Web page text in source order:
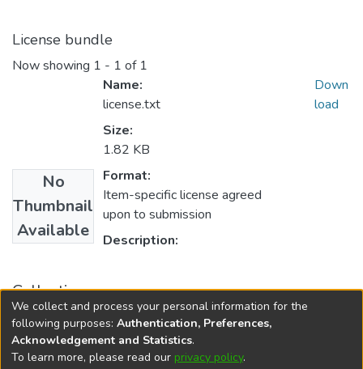
License bundle
Now showing 1 - 1 of 1
No
Thumbnail
Available
Name:
license.txt
Size:
1.82 KB
Format:
Item-specific license agreed
upon to submission
Description:
Down
load
Collections
SEMOC - Semana de Mobilização Científica
We collect and process your personal information for the
following purposes: Authentication, Preferences,
Acknowledgement and Statistics.
To learn more, please read our privacy policy.